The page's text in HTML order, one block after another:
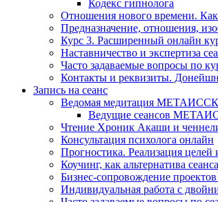
Кодекс гипнолога
Отношения нового времени.
Предназначение, отношения,
Курс 3. Расширенный онлайн
Наставничество и экспертиза
Часто задаваемые вопросы по
Контакты и реквизиты.
Запись на сеанс
Ведомая медитация
Ведущие сеансов
Чтение Хроник Акаши и
Консультация психолога онлайн
Прогностика. Реализация
Коучинг, как альтернатива
Бизнес-сопровождение
Индивидуальная работа с